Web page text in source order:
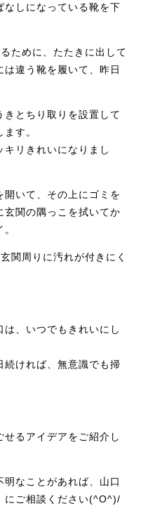
なしになっている靴を下
ために、たたきに出して
違う靴を履いて、昨日
きとちり取りを設置して
す。
リきれいになりまし
いて、その上にゴミを
玄関の隅っこを拭いてか
関周りに汚れが付きにく
、いつでもきれいにし
続ければ、無意識でも掃
るアイデアをご紹介し
なことがあれば、山口
にご相談ください(^O^)/